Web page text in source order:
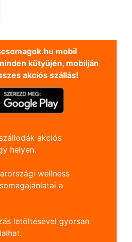
mobil
kütyüjén, mobilján
akciós szállás!
akciós
helyen.
wellness
a
letöltésével gyorsan